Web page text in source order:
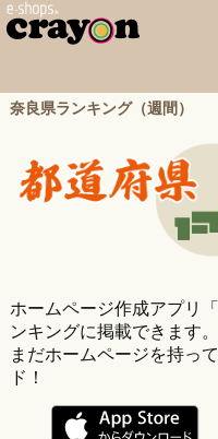
奈良県ランキング（週間）
ホームページ作成アプリ
ンキングに掲載できます。
まだホームページを持っ
ド！